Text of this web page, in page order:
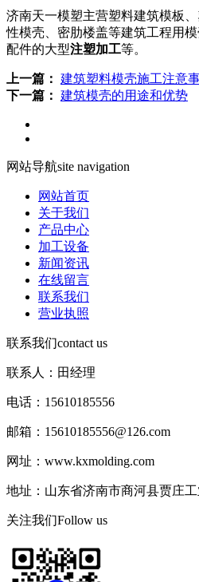
济南天一模塑主营塑料建筑模板
性模壳、密肋楼盖等建筑工程用
配件的大型注塑加工等。
上一篇： 建筑塑料模壳施工注意
下一篇： 建筑模壳的用途和优势
网站导航site navigation
网站首页
关于我们
产品中心
加工设备
新闻资讯
在线留言
联系我们
营业执照
联系我们contact us
联系人：田经理
电话：15610185556
邮箱：15610185556@126.com
网址：www.kxmolding.com
地址：山东省济南市商河县贾庄工
关注我们Follow us